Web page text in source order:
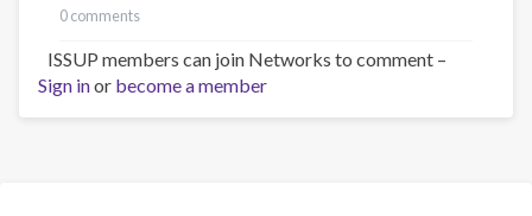
0 comments
ISSUP members can join Networks to comment –
Sign inor become a member